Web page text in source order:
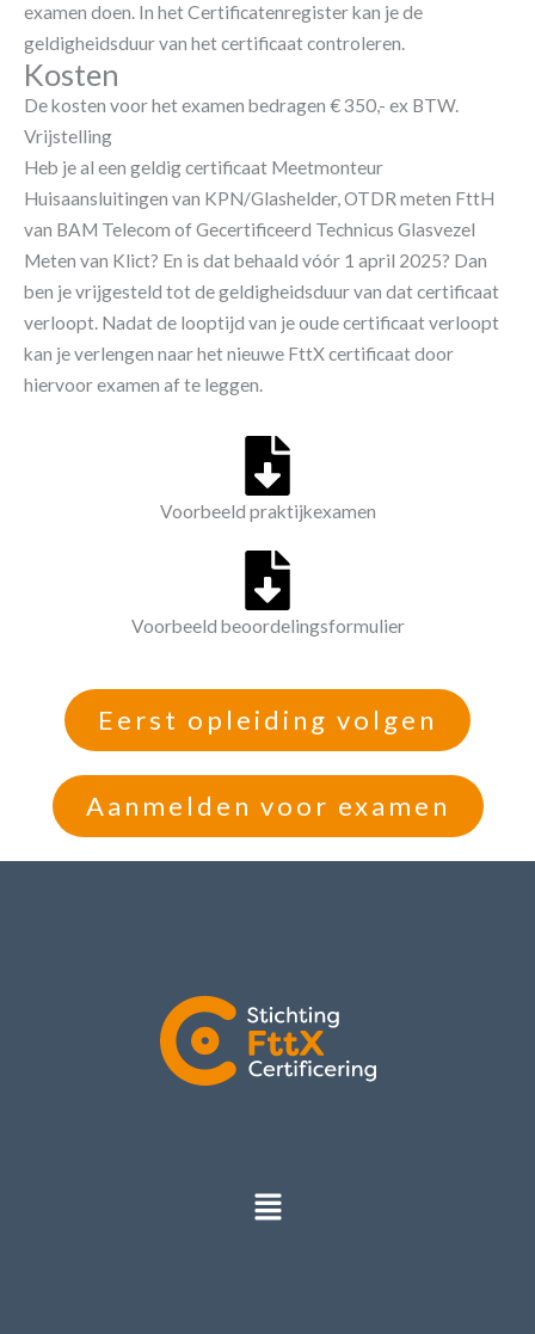
examen doen. In het Certificatenregister kan je de
geldigheidsduur van het certificaat controleren.
Kosten
De kosten voor het examen bedragen € 350,- ex BTW.
Vrijstelling
Heb je al een geldig certificaat Meetmonteur
Huisaansluitingen van KPN/Glashelder, OTDR meten FttH
van BAM Telecom of Gecertificeerd Technicus Glasvezel
Meten van Klict? En is dat behaald vóór 1 april 2025? Dan
ben je vrijgesteld tot de geldigheidsduur van dat certificaat
verloopt. Nadat de looptijd van je oude certificaat verloopt
kan je verlengen naar het nieuwe FttX certificaat door
hiervoor examen af te leggen.
Voorbeeld praktijkexamen
Voorbeeld beoordelingsformulier
Eerst opleiding volgen
Aanmelden voor examen
Menu